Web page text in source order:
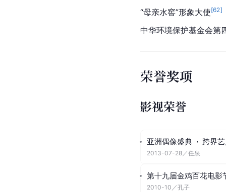
“母亲水窖”形象大使[62]
中华环境保护基金会第
荣誉奖项
影视荣誉
亚洲偶像盛典 · 跨界
2013-07-28／任泉
第十九届金鸡百花电影
2010-10 ／孔子